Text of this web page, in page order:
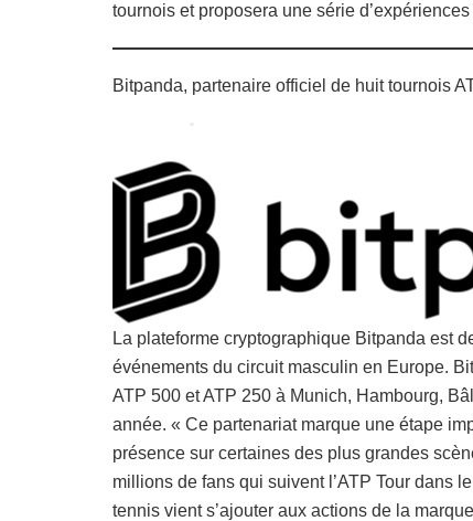
tournois et proposera une série
Bitpanda, partenaire officiel de huit tournois
La plateforme cryptographique Bitpanda est
événements du circuit masculin en Europe.
ATP 500 et ATP 250 à Munich, Hambourg,
année. « Ce partenariat marque une étape
présence sur certaines des plus grandes
millions de fans qui suivent l’ATP Tour dans
tennis vient s’ajouter aux actions de la